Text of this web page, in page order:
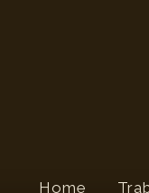
Home